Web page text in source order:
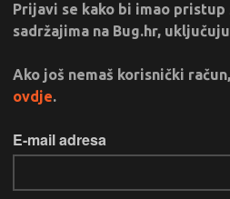
Prijavi se kako bi imao
sadržajima na Bug.hr,
Ako još nemaš korisnički
ovdje.
E-mail adresa